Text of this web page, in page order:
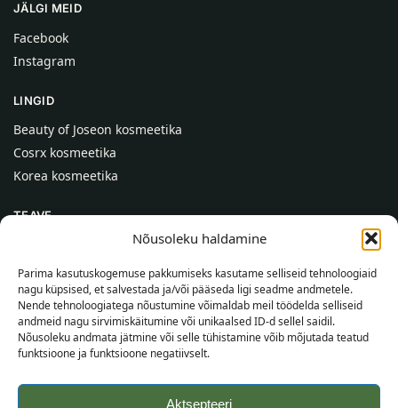
Nõusoleku haldamine
Parima kasutuskogemuse pakkumiseks kasutame selliseid tehnoloogiaid
nagu küpsised, et salvestada ja/või pääseda ligi seadme andmetele.
Nende tehnoloogiatega nõustumine võimaldab meil töödelda selliseid
andmeid nagu sirvimiskäitumine või unikaalsed ID-d sellel saidil.
Nõusoleku andmata jätmine või selle tühistamine võib mõjutada teatud
funktsioone ja funktsioone negatiivselt.
Aktsepteeri
JÄLGI MEID
Facebook
Instagram
LINGID
Beauty of Joseon kosmeetika
Cosrx kosmeetika
Korea kosmeetika
TEAVE
Kontaktid
Abi
TEAVE OSTJALE
Tarnetingimused
Tingimused